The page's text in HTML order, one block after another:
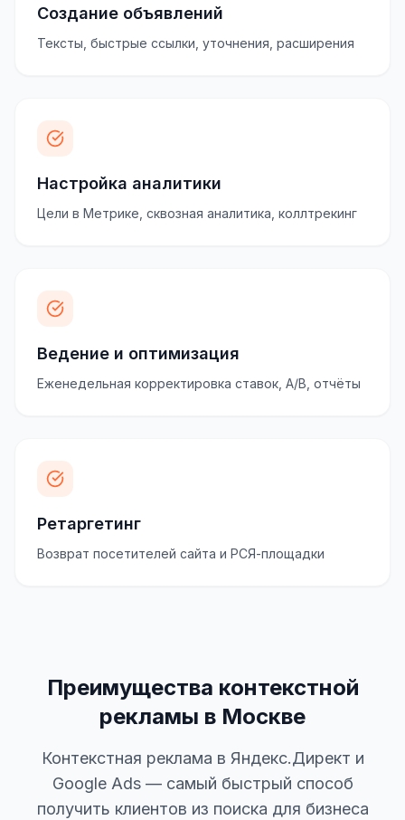
Создание объявлений
Тексты, быстрые ссылки, уточнения, расширения
Настройка аналитики
Цели в Метрике, сквозная аналитика, коллтрекинг
Ведение и оптимизация
Еженедельная корректировка ставок, A/B, отчёты
Ретаргетинг
Возврат посетителей сайта и РСЯ-площадки
Преимущества контекстной
рекламы в Москве
Контекстная реклама в Яндекс.Директ и
Google Ads — самый быстрый способ
получить клиентов из поиска для бизнеса